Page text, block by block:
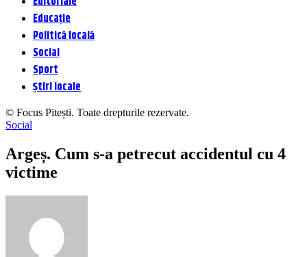
Educație
Politică locală
Social
Sport
Știri locale
© Focus Pitești. Toate drepturile rezervate.
Social
Argeș. Cum s-a petrecut accidentul cu 4
victime